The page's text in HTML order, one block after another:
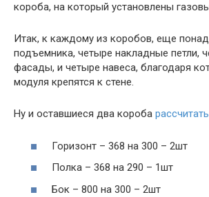
короба, на который установлены
Итак, к каждому из коробов, еще
подъемника, четыре накладные петли,
фасады, и четыре навеса, благодаря
модуля крепятся к стене.
Ну и оставшиеся два короба рассчитать
Горизонт – 368 на 300 – 2шт
Полка – 368 на 290 – 1шт
Бок – 800 на 300 – 2шт